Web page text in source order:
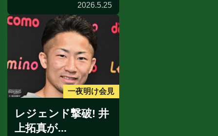
2026.5.25
一夜明け会見
レジェンド撃破! 井
上拓真が...